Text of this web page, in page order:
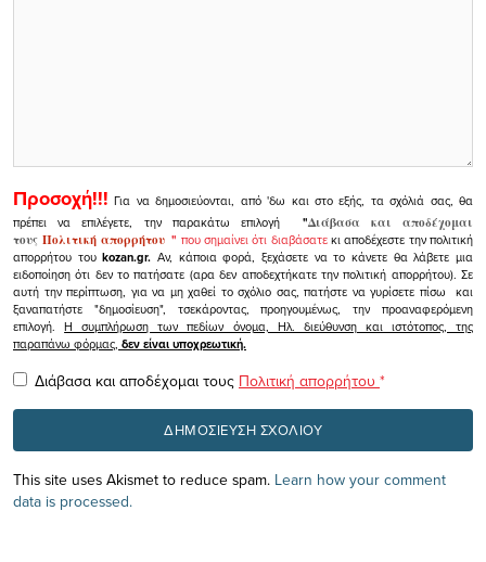
Προσοχή!!! Για να δημοσιεύονται, από 'δω και στο εξής, τα σχόλιά σας, θα
πρέπει να επιλέγετε, την παρακάτω επιλογή
"Διάβασα και αποδέχομαι
τουςΠολιτική απορρήτου" που σημαίνει ότι διαβάσατεκι αποδέχεστε την πολιτική
απορρήτου τουkozan.gr. Αν, κάποια φορά, ξεχάσετε να το κάνετε θα λάβετε μια
ειδοποίηση ότι δεν το πατήσατε (αρα δεν αποδεχτήκατε την πολιτική απορρήτου). Σε
αυτή την περίπτωση, για να μη χαθεί το σχόλιο σας, πατήστε να γυρίσετε πίσω και
ξαναπατήστε "δημοσίευση", τσεκάροντας, προηγουμένως, την προαναφερόμενη
επιλογή.Η συμπλήρωση των πεδίων όνομα, Ηλ. διεύθυνση και ιστότοπος, της
παραπάνω φόρμας, δεν είναι υποχρεωτική.
Διάβασα και αποδέχομαι τους Πολιτική απορρήτου *
This site uses Akismet to reduce spam. Learn how your comment
data is processed.